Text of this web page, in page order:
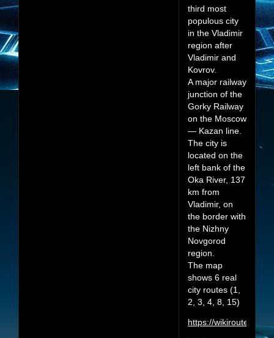
third most
populous city
in the Vladimir
region after
Vladimir and
Kovrov.
A major railway
junction of the
Gorky Railway
on the Moscow
— Kazan line.
The city is
located on the
left bank of the
Oka River, 137
km from
Vladimir, on
the border with
the Nizhny
Novgorod
region.
The map
shows 6 real
city routes (1,
2, 3, 4, 8, 15)
https://